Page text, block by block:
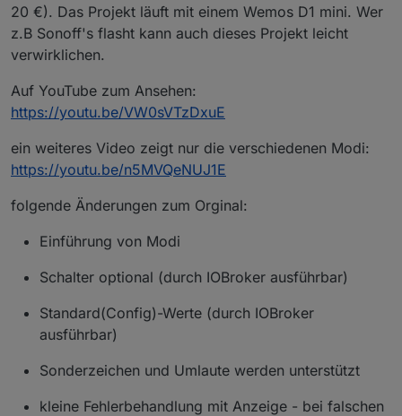
20 €). Das Projekt läuft mit einem Wemos D1 mini. Wer
z.B Sonoff's flasht kann auch dieses Projekt leicht
verwirklichen.
Auf YouTube zum Ansehen:
https://youtu.be/VW0sVTzDxuE
ein weiteres Video zeigt nur die verschiedenen Modi:
https://youtu.be/n5MVQeNUJ1E
folgende Änderungen zum Orginal:
Einführung von Modi
Schalter optional (durch IOBroker ausführbar)
Standard(Config)-Werte (durch IOBroker
ausführbar)
Sonderzeichen und Umlaute werden unterstützt
kleine Fehlerbehandlung mit Anzeige - bei falschen